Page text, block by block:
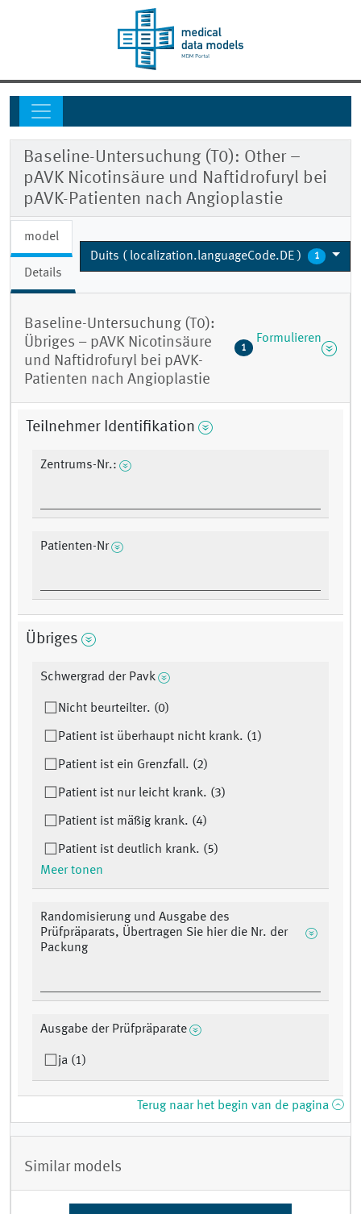
Baseline-Untersuchung (T0): Other –
pAVK Nicotinsäure und Naftidrofuryl bei
pAVK-Patienten nach Angioplastie
model
Details
Duits ( localization.languageCode.DE ) 1
Baseline-Untersuchung (T0):
Übriges – pAVK Nicotinsäure
und Naftidrofuryl bei pAVK-
Patienten nach Angioplastie
1
Formulieren
Teilnehmer Identifikation
Zentrums-Nr.:
Patienten-Nr
Übriges
Schwergrad der Pavk
Nicht beurteilter. (0)
Patient ist überhaupt nicht krank. (1)
Patient ist ein Grenzfall. (2)
Patient ist nur leicht krank. (3)
Patient ist mäßig krank. (4)
Patient ist deutlich krank. (5)
Meer tonen
Randomisierung und Ausgabe des
Prüfpräparats, Übertragen Sie hier die Nr. der
Packung
Ausgabe der Prüfpräparate
ja (1)
Terug naar het begin van de pagina
Similar models